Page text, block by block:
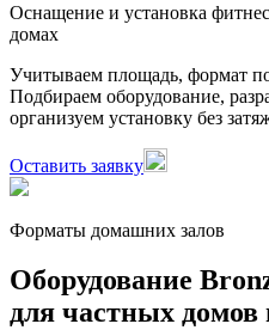
Оснащение и установка
домах
Учитываем площадь, формат
Подбираем оборудование,
организуем установку без
Оставить заявку
Форматы домашних залов
Оборудование
для частных домов